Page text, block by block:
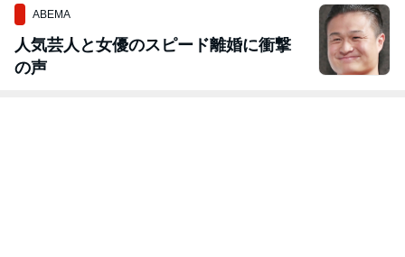
ABEMA
人気芸人と女優のスピード離婚に衝撃
の声